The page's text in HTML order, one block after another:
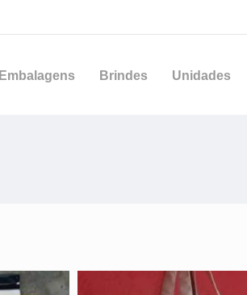
Embalagens Brindes Unidades